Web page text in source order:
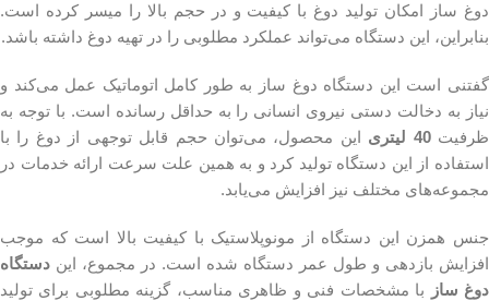
دوغ ساز امکان تولید دوغ با کیفیت و در حجم بالا را میسر کرده است.
بنابراین، این دستگاه می‌تواند عملکرد مطلوبی را در تهیه دوغ داشته باشد.
گفتنی است این دستگاه دوغ ساز به طور کامل اتوماتیک عمل می‌کند و
نیاز به دخالت دستی نیروی انسانی را به حداقل رسانده است. با توجه به
ظرفیت40 لیتری
این محصول، می‌توان حجم قابل توجهی از دوغ را با
استفاده از این دستگاه تولید کرد و به همین علت سرعت ارائه خدمات در
مجموعه‌های مختلف نیز افزایش می‌یابد.
جنس همزن این دستگاه از مونوپلاستیک با کیفیت بالا است که موجب
افزایش بازدهی و طول عمر دستگاه شده است. در مجموع، این دستگاه
دوغ ساز
با مشخصات فنی و ظاهری مناسب، گزینه مطلوبی برای تولید